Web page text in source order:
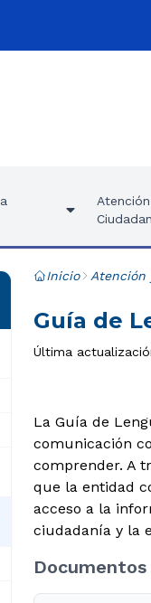
Inicio Atención
Guía de
Última
La Guía de
comunicación
comprender. A
que la entidad
acceso a la
ciudadanía y la
Documentos